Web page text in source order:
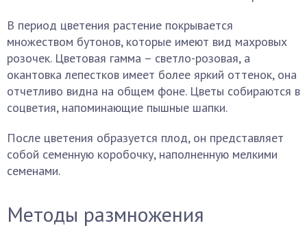
В период цветения растение покрывается
множеством бутонов, которые имеют вид махровых
розочек. Цветовая гамма – светло-розовая, а
окантовка лепестков имеет более яркий оттенок, она
отчетливо видна на общем фоне. Цветы собираются в
соцветия, напоминающие пышные шапки.
После цветения образуется плод, он представляет
собой семенную коробочку, наполненную мелкими
семенами.
Методы размножения